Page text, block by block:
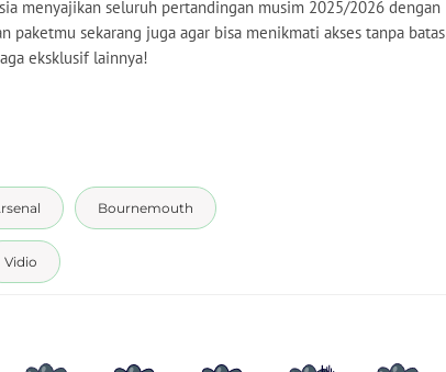
menyajikan seluruh pertandingan musim 2025/2026 dengan
paketmu sekarang juga agar bisa menikmati akses tanpa batas
eksklusif lainnya!
Bournemouth
Vidio